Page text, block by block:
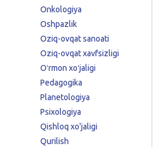
Onkologiya
Oshpazlik
Oziq-ovqat sanoati
Oziq-ovqat xavfsizligi
Oʻrmon xoʻjaligi
Pedagogika
Planetologiya
Psixologiya
Qishloq xo'jaligi
Qurilish